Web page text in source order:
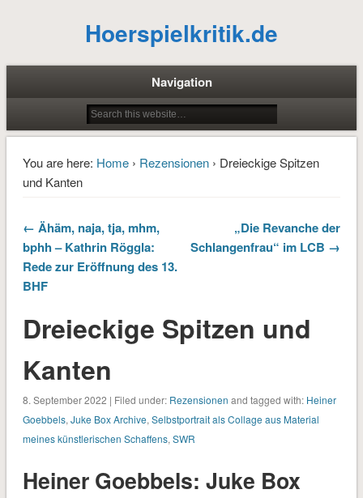
Hoerspielkritik.de
Navigation
You are here: Home› Rezensionen› Dreieckige Spitzen
und Kanten
← Ähäm, naja, tja, mhm,
bphh – Kathrin Röggla:
Rede zur Eröffnung des 13.
BHF
„Die Revanche der
Schlangenfrau“ im LCB →
Dreieckige Spitzen und
Kanten
8. September 2022 | Filed under: Rezensionen and tagged with: Heiner
Goebbels, Juke Box Archive, Selbstportrait als Collage aus Material
meines künstlerischen Schaffens, SWR
Heiner Goebbels: Juke Box